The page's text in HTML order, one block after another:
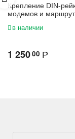
Крепление DIN-
модемов и
в наличии
1 25000 Р